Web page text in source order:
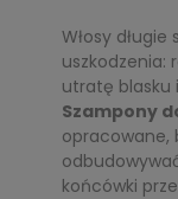
Włosy
uszkodzenia:
utratę blasku
Szampony
opracowane,
końcówki